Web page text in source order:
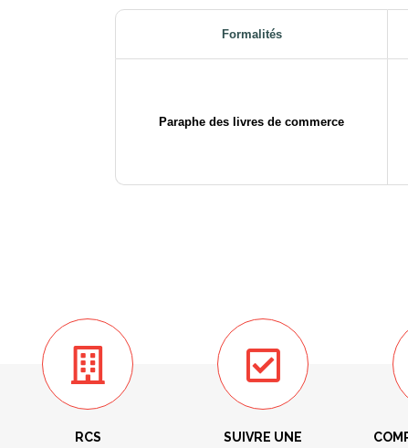
Formalités
Paraphe des livres de commerce
RCS
SUIVRE UNE